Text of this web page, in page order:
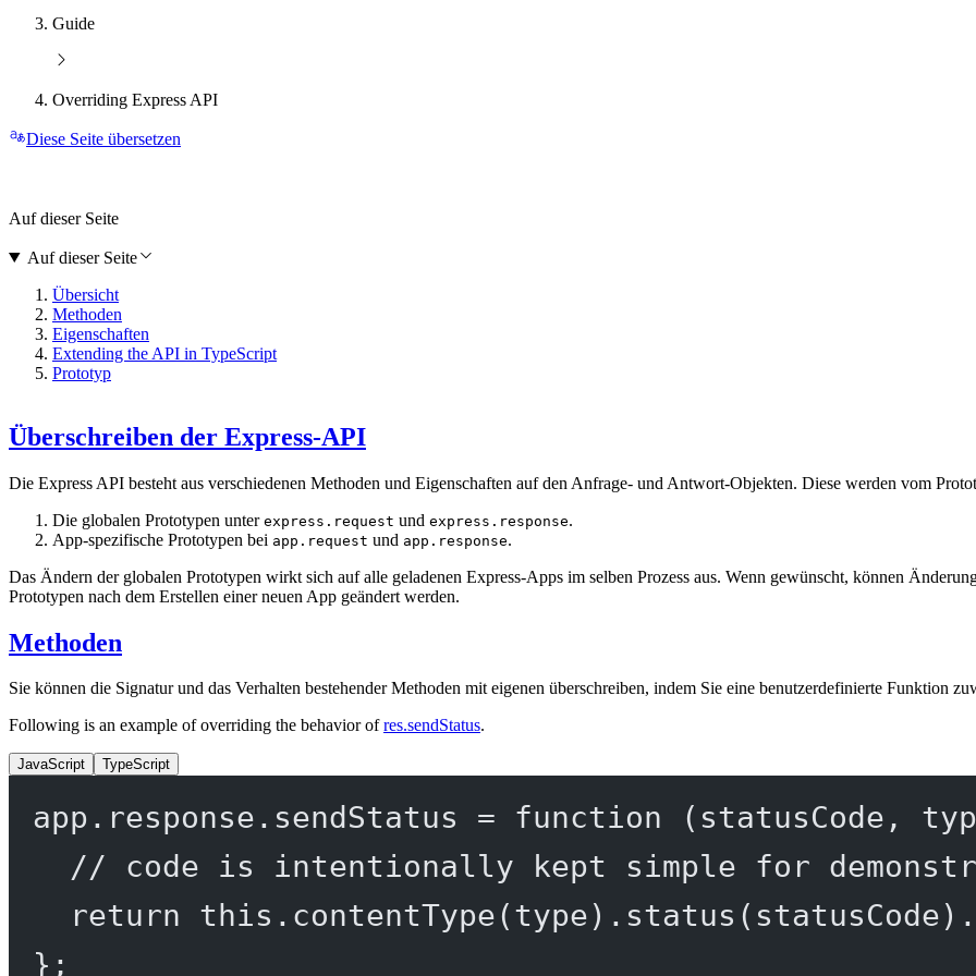
Guide
Overriding Express API
Diese Seite übersetzen
Überschreiben der Express-API
Die Express API besteht aus verschiedenen Methoden und Eigenschaften auf den Anfrage- und Antwort-Objekten. Diese werden vom
Die globalen Prototypen unter express.request und express.response.
App-spezifische Prototypen bei app.request und app.response.
Das Ändern der globalen Prototypen wirkt sich auf alle geladenen Express-Apps im selben Prozess aus. Wenn gewünscht, können
Prototypen nach dem Erstellen einer neuen App geändert werden.
Methoden
Sie können die Signatur und das Verhalten bestehender Methoden mit eigenen überschreiben, indem Sie eine benutzerdefinierte Funktion
Following is an example of overriding the behavior ofres.sendStatus.
JavaScript TypeScript
app.response. sendStatus = function ( statusCode ,
// code is intentionally kept simple for
return
this . contentType(type). status (statusCode).
};
Auf dieser Seite
Auf dieser Seite
Übersicht
Methoden
Eigenschaften
Extending the API in TypeScript
Prototyp